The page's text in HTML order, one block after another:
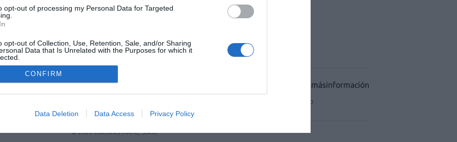
opt-out of processing my Personal Data for Targeted
opt-out of Collection, Use, Retention, Sale, and/or Sharing
Data that Is Unrelated with the Purposes for which it
CONFIRM
Data Deletion Data Access Privacy Policy
CONDICIONES DE USO
© 2026 Ediciones MAYO, S.A.U.